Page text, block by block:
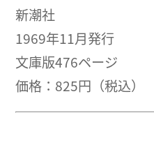
新潮社
1969年11月発行
文庫版476ページ
価格：825円（税込）